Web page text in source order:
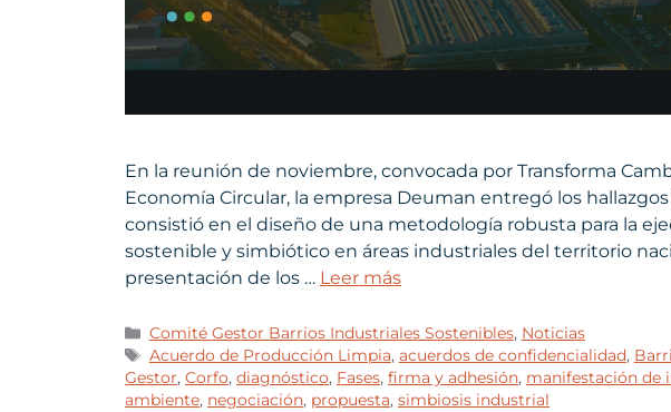
En la reunión de noviembre, convocada por Transforma
Economía Circular, la empresa Deuman entregó los
consistió en el diseño de una metodología robusta para la
sostenible y simbiótico en áreas industriales del territorio
presentación de los … Leer más
Comité Gestor Barrios Industriales Sostenibles, Noticias
Acuerdo de Producción Limpia, acuerdos de confidencialidad,
Gestor, Corfo, diagnóstico, Fases, firma y adhesión, manifestación de
ambiente, negociación, propuesta, simbiosis industrial